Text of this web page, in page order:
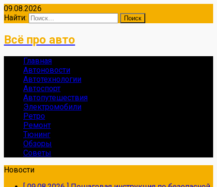
09.08.2026
Найти:
Всё про авто
Главная
Автоновости
Автотехнологии
Автоспорт
Автопутешествия
Электромобили
Ретро
Ремонт
Тюнинг
Обзоры
Советы
Новости